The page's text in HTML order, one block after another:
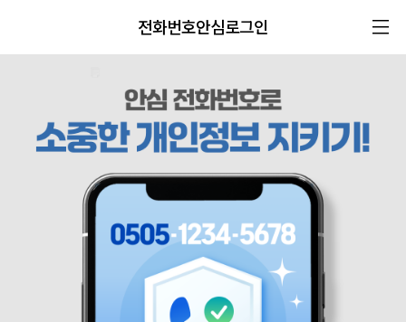
전화번호안심로그인